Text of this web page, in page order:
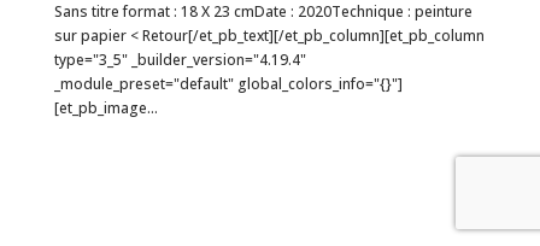
Sans titre format : 18 X 23 cmDate : 2020Technique : peinture
sur papier < Retour[/et_pb_text][/et_pb_column][et_pb_column
type="3_5" _builder_version="4.19.4"
_module_preset="default" global_colors_info="{}"]
[et_pb_image...